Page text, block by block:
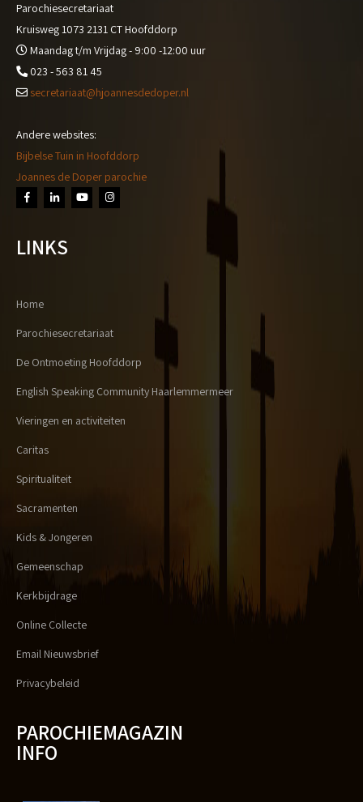
Parochiesecretariaat
Kruisweg 1073 2131 CT Hoofddorp
Maandag t/m Vrijdag - 9:00 -12:00 uur
023 - 563 81 45
secretariaat@hjoannesdedoper.nl
Andere websites:
Bijbelse Tuin in Hoofddorp
Joannes de Doper parochie
LINKS
Home
Parochiesecretariaat
De Ontmoeting Hoofddorp
English Speaking Community Haarlemmermeer
Vieringen en activiteiten
Caritas
Spiritualiteit
Sacramenten
Kids & Jongeren
Gemeenschap
Kerkbijdrage
Online Collecte
Email Nieuwsbrief
Privacybeleid
PAROCHIEMAGAZIN
INFO